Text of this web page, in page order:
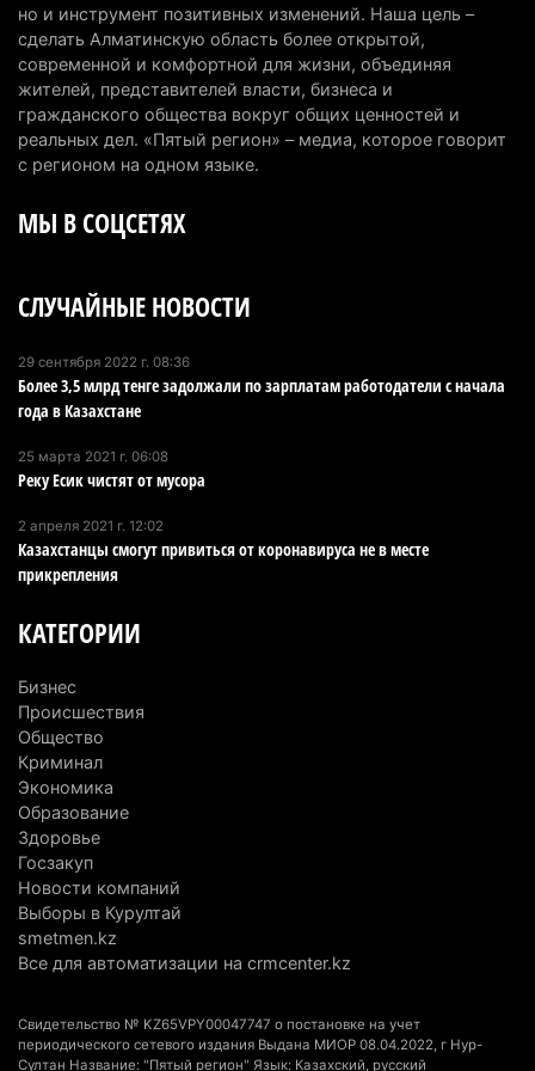
Алматинской области начали действовать новые
тарифы
6 августа 2026 г. 14:36
Сильнейшие дзюдоисты мира приехали на
сборы в Алматинскую область
Первый раз с ИИ в первый класс: казахстанских
интеллекту
Казахстанцы назвали доход, при котором не
считают себя бедными
полностью ликвидирован спустя три дня
6 августа 2026 г. 08:51
в Алматинской области
Казахстан стал лидером Центральной Азии в
мировом рейтинге благополучия
5 августа 2026 г. 13:55
Казахстан может начать выпуск экологичного
топлива для самолетов: пилотный проект
запустят в Алатау
5 августа 2026 г. 12:32
5 августа 2026 г. 11:23 189
но и инструмент позитивных изменений. Наша цель –
сделать Алматинскую область более открытой,
современной и комфортной для жизни, объединяя
жителей, представителей власти, бизнеса и
гражданского общества вокруг общих ценностей и
реальных дел. «Пятый регион» – медиа, которое говорит
с регионом на одном языке.
МЫ В СОЦСЕТЯХ
СЛУЧАЙНЫЕ НОВОСТИ
29 сентября 2022 г. 08:36
Более 3,5 млрд тенге задолжали по зарплатам работодатели с начала
года в Казахстане
25 марта 2021 г. 06:08
Реку Есик чистят от мусора
2 апреля 2021 г. 12:02
Казахстанцы смогут привиться от коронавируса не в месте
прикрепления
КАТЕГОРИИ
Бизнес
Происшествия
Общество
Криминал
Экономика
Образование
Здоровье
Госзакуп
Новости компаний
Выборы в Курултай
smetmen.kz
Все для автоматизации на crmcenter.kz
Свидетельство № KZ65VPY00047747 о постановке на учет
периодического сетевого издания Выдана МИОР 08.04.2022, г Нур-
Султан Название: "Пятый регион" Язык: Казахский, русский